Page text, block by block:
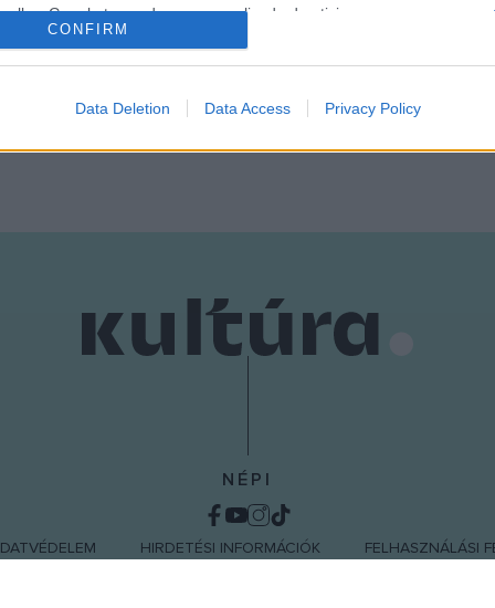
allow Google to send me personalized advertising.
allow Google to enable storage related to analytics like cookies on
CONFIRM
Data Deletion Data Access Privacy Policy
IFJÚSÁG ISKOLA REGÉNY WÉBER ANIKÓ
NÉPI
HIRDETÉSI INFORMÁCIÓK FELHASZNÁLÁSI